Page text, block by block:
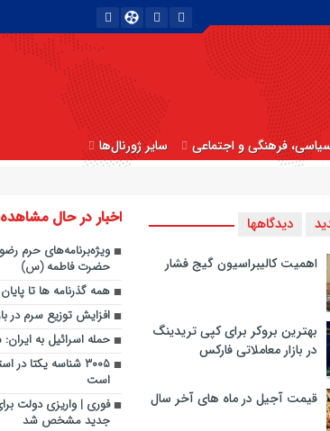
فرهنگی و اجتماعی سایر ژورنال‌ها
دیدگاهها
اهمیت کالیبراسیون گیج فشار
بهترین بروکر برای کپی‌ تریدینگ
در بازار معاملاتی فارکس
قیمت آجیل در ماه های آخر سال
اخبار در حال
ویژه‌برنامه‌های حرم
حضرت فاطمه (س)
همه گذرنامه ها تا
افزایش توزیع سرم در
حمله اسرائیل به
۳۰۰۵ شناسه یکتا
است
فوری | واریزی دولت
جدید مشخص شد